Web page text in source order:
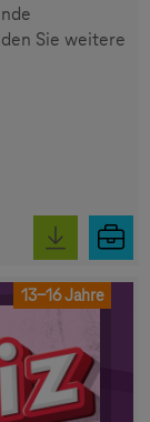
Sie weitere
13-16 Jahre